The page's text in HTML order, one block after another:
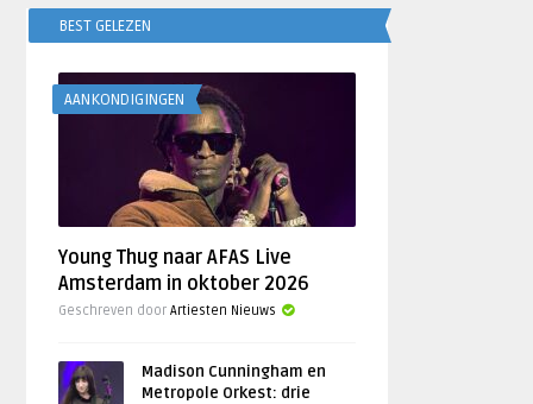
BEST GELEZEN
AANKONDIGINGEN
Young Thug naar AFAS Live
Amsterdam in oktober 2026
Geschreven doorArtiesten Nieuws
Madison Cunningham en
Metropole Orkest: drie